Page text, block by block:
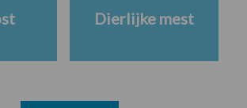
Dierlijke mest